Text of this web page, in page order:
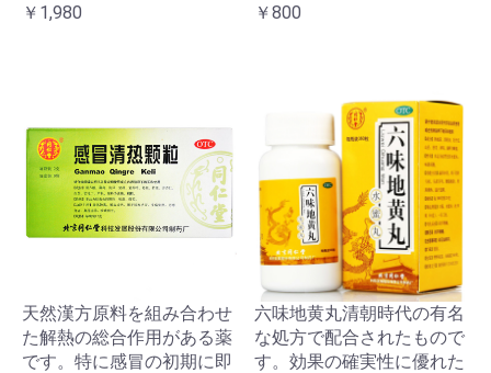
￥1,980
￥800
天然漢方原料を組み合わせ
た解熱の総合作用がある薬
です。特に感冒の初期に即
六味地黄丸清朝時代の有名
な処方で配合されたもので
す。効果の確実性に優れた